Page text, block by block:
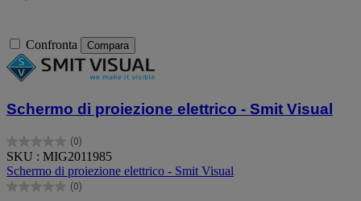
Confronta Compara
Schermo di proiezione elettrico - Smit Visual
(0)
0.0
su
5
stelle.
SKU : MIG2011985
Schermo di proiezione elettrico - Smit Visual
(0)
0.0